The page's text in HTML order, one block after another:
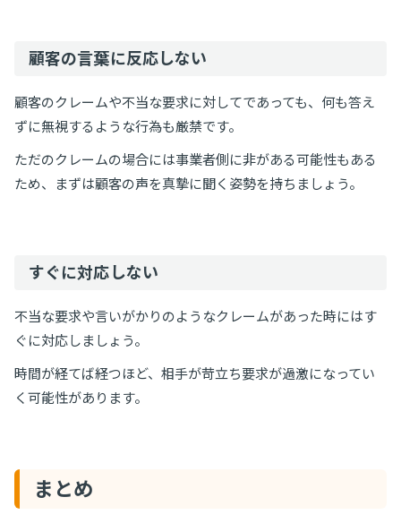
顧客の言葉に反応しない
顧客のクレームや不当な要求に対してであっても、何も答え
ずに無視するような行為も厳禁です。
ただのクレームの場合には事業者側に非がある可能性もある
ため、まずは顧客の声を真摯に聞く姿勢を持ちましょう。
すぐに対応しない
不当な要求や言いがかりのようなクレームがあった時にはす
ぐに対応しましょう。
時間が経てば経つほど、相手が苛立ち要求が過激になってい
く可能性があります。
まとめ